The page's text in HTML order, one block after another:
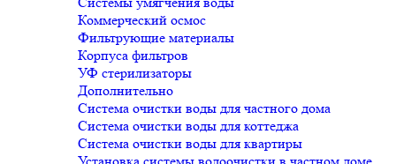
Коммерческий осмос
Фильтрующие материалы
Корпуса фильтров
УФ стерилизаторы
Дополнительно
Система очистки воды для частного дома
Система очистки воды для коттеджа
Система очистки воды для квартиры